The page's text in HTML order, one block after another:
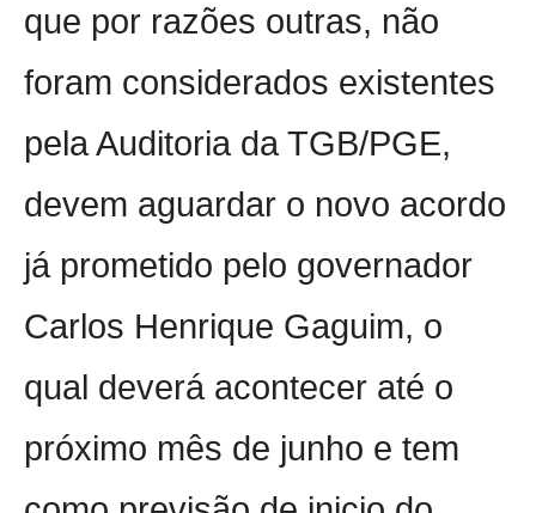
que por razões outras, não
foram considerados existentes
pela Auditoria da TGB/PGE,
devem aguardar o novo acordo
já prometido pelo governador
Carlos Henrique Gaguim, o
qual deverá acontecer até o
próximo mês de junho e tem